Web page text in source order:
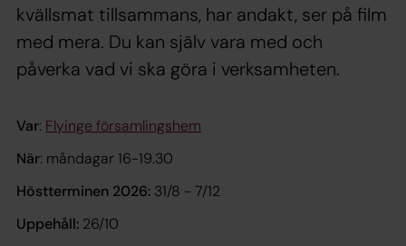
kvällsmat tillsammans, har andakt, ser på film
med mera. Du kan själv vara med och
påverka vad vi ska göra i verksamheten.
Var: Flyinge församlingshem
När: måndagar 16-19.30
Höstterminen 2026: 31/8 - 7/12
Uppehåll: 26/10